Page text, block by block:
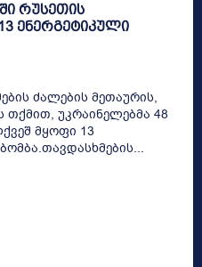
რუსეთის
ენერგეტიკული
ძალების მეთაურის,
თქმით, უკრაინელებმა 48
მყოფი 13